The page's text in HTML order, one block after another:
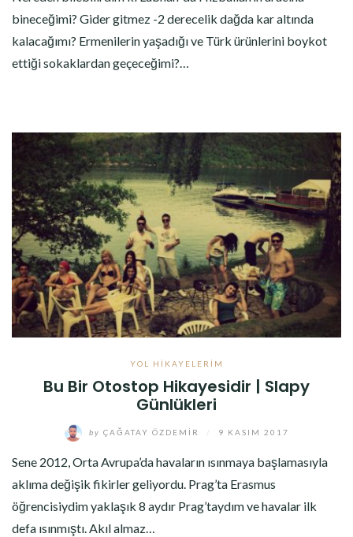
bineceğimi? Gider gitmez -2 derecelik dağda kar altında
kalacağımı? Ermenilerin yaşadığı ve Türk ürünlerini boykot
ettiği sokaklardan geçeceğimi?…
YOL HIKAYELERIM
Bu Bir Otostop Hikayesidir | Slapy
Günlükleri
by ÇAĞATAY ÖZDEMIR 9 KASIM 2017
Sene 2012, Orta Avrupa’da havaların ısınmaya başlamasıyla
aklıma değişik fikirler geliyordu. Prag’ta Erasmus
öğrencisiydim yaklaşık 8 aydır Prag’taydım ve havalar ilk
defa ısınmıştı. Akıl almaz…